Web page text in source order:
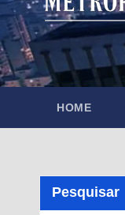
HOME
Pesquisar